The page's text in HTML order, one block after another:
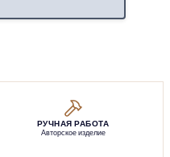
РУЧНАЯ РАБОТА
Авторское изделие